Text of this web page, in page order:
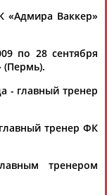
)
"Балтику" и
Рашид
тренера
тренера
«Адмира Ваккер»
по 28 сентября
(Пермь).
- главный тренер
тренер ФК
тренером